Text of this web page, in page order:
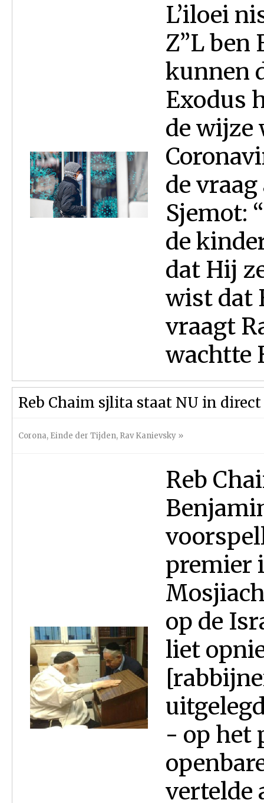
L’iloei
Z”L ben
kunnen
Exodus
de wijze
de
Sjemot:
de
dat Hij
wist dat
vraagt
wachtte
Reb Chaim sjlita staat NU in
Corona, Einde der Tijden, Rav Kanievsky »
Reb
premier
op de
liet
- op het
vertelde